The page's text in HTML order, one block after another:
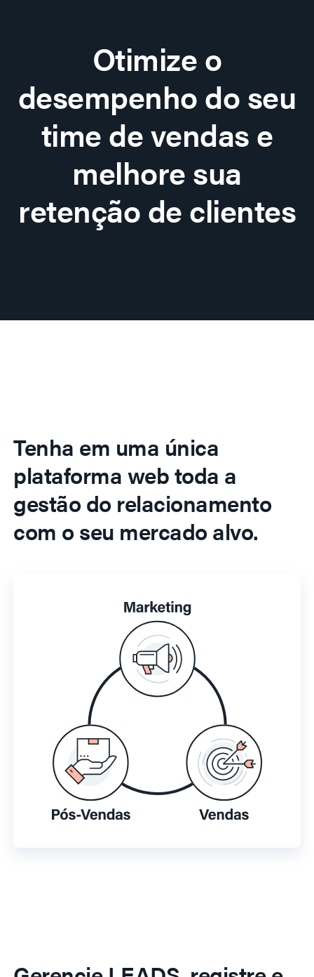
Otimize o
desempenho do seu
time de vendas e
melhore sua
retenção de clientes
Tenha em uma única
plataforma web toda a
gestão do relacionamento
com o seu mercado alvo.